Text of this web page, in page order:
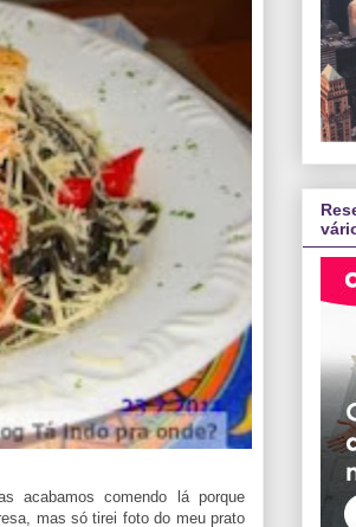
acabamos comendo lá porque
mas só tirei foto do meu prato